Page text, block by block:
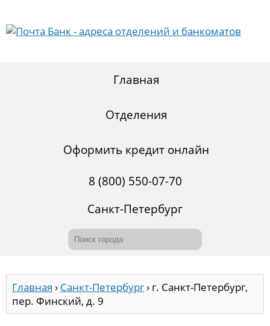
Главная
Отделения
Оформить кредит онлайн
8 (800) 550-07-70
Санкт-Петербург
Главная › Санкт-Петербург› г. Санкт-Петербург,
пер. Финский, д. 9